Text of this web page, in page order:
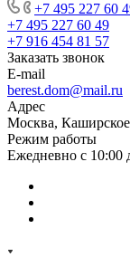
+7 495 227 60
+7 495 227 60 49
+7 916 454 81 57
Заказать звонок
E-mail
berest.dom@mail.ru
Адрес
Москва,
Режим работы
Ежедневно с 10:00